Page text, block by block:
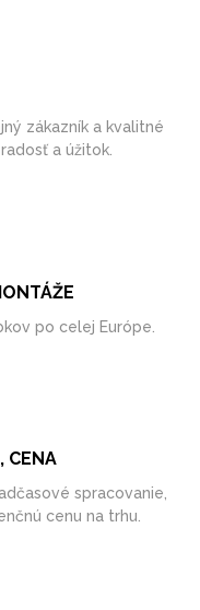
zákazník a kvalitné
a úžitok.
po celej Európe.
CENA
spracovanie,
cenu na trhu.